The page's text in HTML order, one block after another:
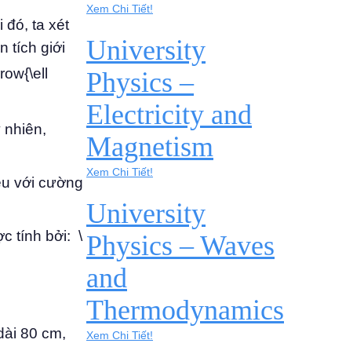
đó, ta xét
tích giới
nhiên,
với cường
tính bởi: \
80 cm,
Xem Chi Tiết!
University
Physics –
Electricity and
Magnetism
Xem Chi Tiết!
University
Physics – Waves
and
Thermodynamics
Xem Chi Tiết!